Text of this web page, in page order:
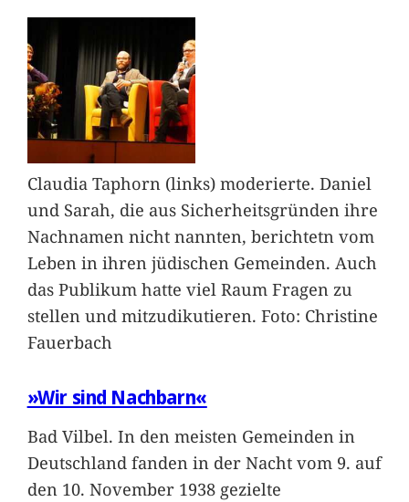
Claudia Taphorn (links) moderierte. Daniel
und Sarah, die aus Sicherheitsgründen ihre
Nachnamen nicht nannten, berichtetn vom
Leben in ihren jüdischen Gemeinden. Auch
das Publikum hatte viel Raum Fragen zu
stellen und mitzudikutieren. Foto: Christine
Fauerbach
»Wir sind Nachbarn«
Bad Vilbel. In den meisten Gemeinden in
Deutschland fanden in der Nacht vom 9. auf
den 10. November 1938 gezielte